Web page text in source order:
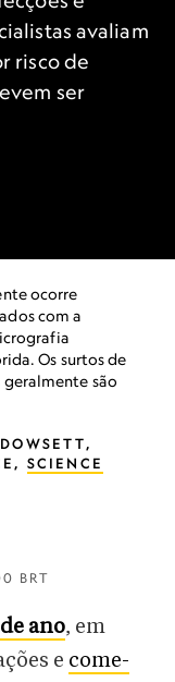
avaliam
risco de
ser
ocorre
com a
Os surtos de
geralmente são
SCIENCE
BRT
ano, em
e come-